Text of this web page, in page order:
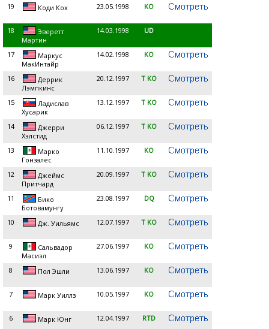
19 Коди Кох 23.05.1998 KO
18
Эверетт
Мартин
14.03.1998 UD
17
Маркус
МакИнтайр
14.02.1998 KO
16
Деррик
Лэмпкинс
20.12.1997 T KO
15
Ладислав
Хусарик
13.12.1997 T KO
14
Джерри
Хэлстид
06.12.1997 T KO
13
Марко
Гонзалес
11.10.1997 KO
12
Джеймс
Притчард
20.09.1997 T KO
11
Бико
Ботовамунгу
23.08.1997 DQ
10 Дж. Уильямс 12.07.1997 T KO
9
Сальвадор
Масиэл
27.06.1997 KO
8 Пол Эшли 13.06.1997 KO
7 Марк Уиллз 10.05.1997 KO
6 Марк Юнг 12.04.1997 RTD